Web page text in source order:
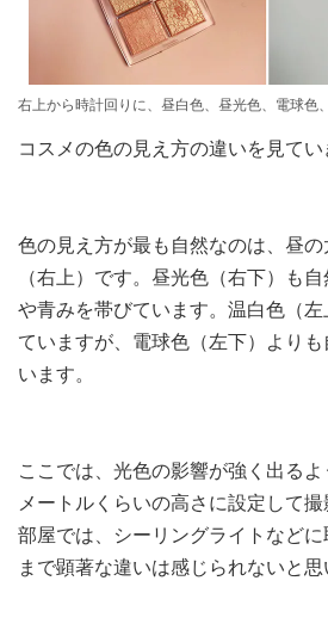
右上から時計回りに、昼白色、昼光色、電球色
コスメの色の見え方の違いを見てい
色の見え方が最も自然なのは、昼
（右上）です。昼光色（右下）も
や青みを帯びています。温白色（
ていますが、電球色（左下）より
います。
ここでは、光色の影響が強く出る
メートルくらいの高さに設定して
部屋では、シーリングライトなど
まで顕著な違いは感じられないと思